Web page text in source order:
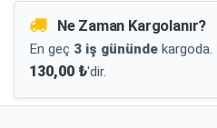
Ne Zaman Kargolanır?
En geç 3 iş gününde kargoda.
130,00 ₺'dir.